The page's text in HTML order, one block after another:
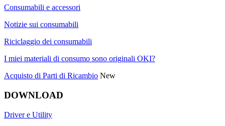
Consumabili e accessori
Notizie sui consumabili
Riciclaggio dei consumabili
I miei materiali di consumo sono originali OKI?
Acquisto di Parti di Ricambio New
DOWNLOAD
Driver e Utility